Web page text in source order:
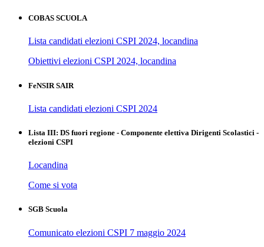
COBAS SCUOLA
Lista candidati elezioni CSPI 2024, locandina
Obiettivi elezioni CSPI 2024, locandina
FeNSIR SAIR
Lista candidati elezioni CSPI 2024
Lista III: DS fuori regione - Componente elettiva Dirigenti Scolastici -
elezioni CSPI
Locandina
Come si vota
SGB Scuola
Comunicato elezioni CSPI 7 maggio 2024